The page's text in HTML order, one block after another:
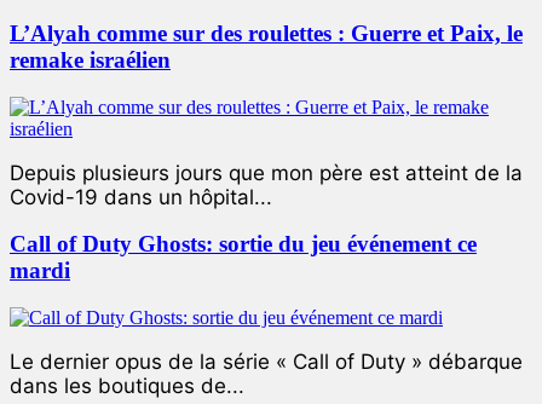
L’Alyah comme sur des roulettes : Guerre et Paix, le
remake israélien
Depuis plusieurs jours que mon père est atteint de la
Covid-19 dans un hôpital...
Call of Duty Ghosts: sortie du jeu événement ce
mardi
Le dernier opus de la série « Call of Duty » débarque
dans les boutiques de...